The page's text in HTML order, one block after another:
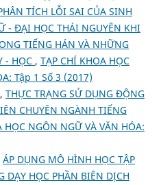
TÍCH LỖI SAI CỦA SINH
- ĐẠI HỌC THÁI NGUYÊN KHI
TIẾNG HÁN VÀ NHỮNG
- HỌC , TẠP CHÍ KHOA HỌC
Tập 1 Số 3 (2017)
THỰC TRẠNG SỬ DỤNG ĐỘNG
CHUYÊN NGÀNH TIẾNG
HỌC NGÔN NGỮ VÀ VĂN HÓA:
ÁP DỤNG MÔ HÌNH HỌC TẬP
DẠY HỌC PHẦN BIÊN DỊCH